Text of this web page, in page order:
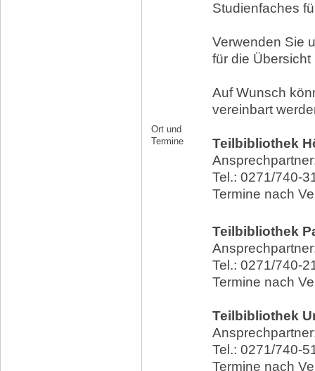
Ort und
Termine
Studienfaches
Verwenden Sie
für die Übersicht
Auf Wunsch
vereinbart
Teilbibliothek
Tel.: 0271/740-
Termine nach
Teilbibliothek
Tel.: 0271/740-
Termine nach
Teilbibliothek
Tel.: 0271/740-
Termine nach